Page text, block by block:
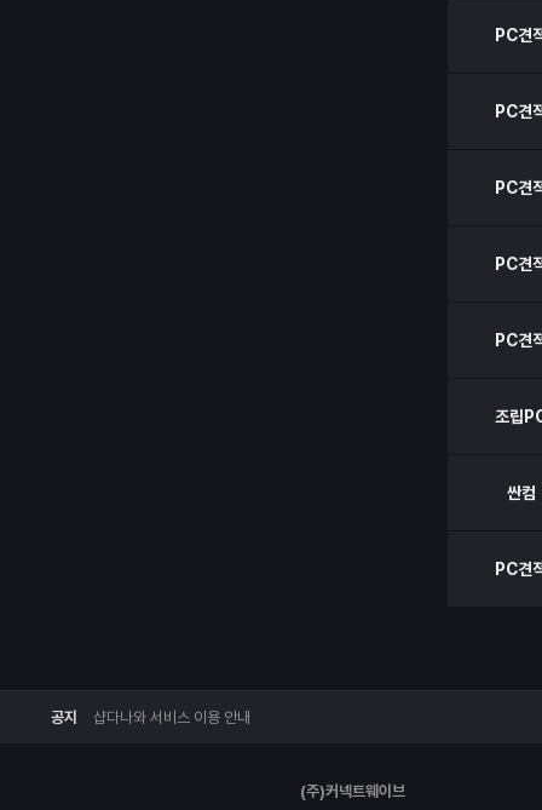
PC견
PC견
PC견
PC견
PC견
조립
싼컴
PC견
공지 샵다나와 서비스 이용 안내
(주)커넥트웨이브